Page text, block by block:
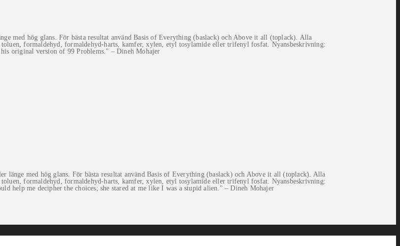
med hög glans. För bästa resultat använd Basis of Everything (baslack) och Above it all (toplack). Alla
formaldehyd, formaldehyd-harts, kamfer, xylen, etyl tosylamide eller trifenyl fosfat. Nyansbeskrivning:
original version of 99 Problems." – Dineh Mohajer
länge med hög glans. För bästa resultat använd Basis of Everything (baslack) och Above it all (toplack). Alla
formaldehyd, formaldehyd-harts, kamfer, xylen, etyl tosylamide eller trifenyl fosfat. Nyansbeskrivning:
help me decipher the choices; she stared at me like I was a stupid alien." – Dineh Mohajer